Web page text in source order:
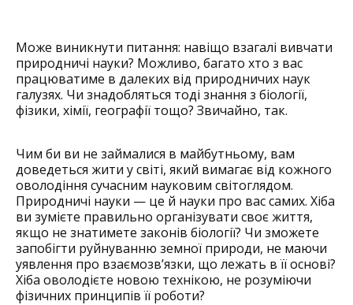
Може виникнути питання: навіщо взагалі вивчати
природничі науки? Можливо, багато хто з вас
працюватиме в далеких від природничих наук
галузях. Чи знадобляться тоді знання з біології,
фізики, хімії, географії тощо? Звичайно, так.
Чим би ви не займалися в майбутньому, вам
доведеться жити у світі, який вимагає від кожного
оволодіння сучасним науковим світоглядом.
Природничі науки — це й науки про вас самих. Хіба
ви зумієте правильно організувати своє життя,
якщо не знатимете законів біології? Чи зможете
запобігти руйнуванню земної природи, не маючи
уявлення про взаємозв’язки, що лежать в її основі?
Хіба оволодієте новою технікою, не розуміючи
фізичних принципів її роботи?